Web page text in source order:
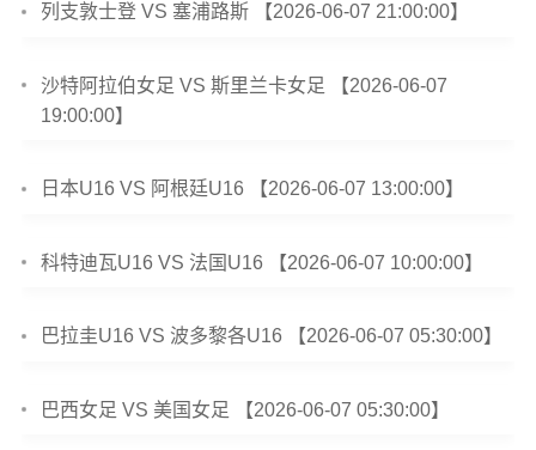
列支敦士登 VS 塞浦路斯 【2026-06-07 21:00:00】
沙特阿拉伯女足 VS 斯里兰卡女足 【2026-06-07
19:00:00】
日本U16 VS 阿根廷U16 【2026-06-07 13:00:00】
科特迪瓦U16 VS 法国U16 【2026-06-07 10:00:00】
巴拉圭U16 VS 波多黎各U16 【2026-06-07 05:30:00】
巴西女足 VS 美国女足 【2026-06-07 05:30:00】